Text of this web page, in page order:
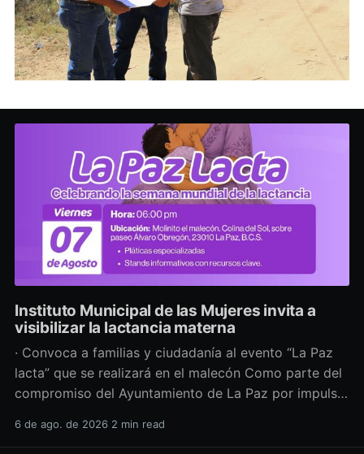
Instituto Municipal de las Mujeres invita a
visibilizar la lactancia materna
· Convoca a familias y ciudadanía al evento “La Paz
lacta” que se realizará en el malecón Como parte del
compromiso del Ayuntamiento de La Paz por impulsar
salud y los derechos de las mujeres, así como generar
6 de ago. de 2026 2 min read